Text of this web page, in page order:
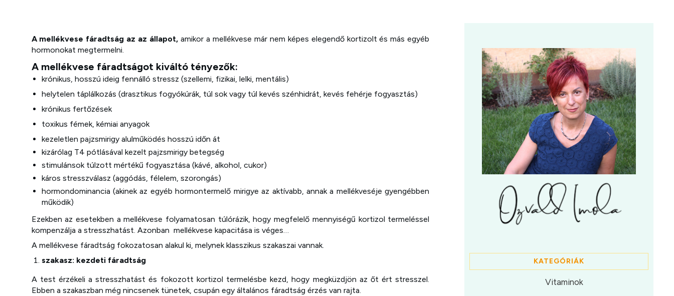
A mellékvese fáradtság az az állapot, amikor a mellékvese már nem képes elegendő kortizolt és más egyéb
hormonokat megtermelni.
A mellékvese fáradtságot kiváltó tényezők:
krónikus, hosszú ideig fennálló stressz (szellemi, fizikai, lelki, mentális)
helytelen táplálkozás (drasztikus fogyókúrák, túl sok vagy túl kevés szénhidrát, kevés fehérje fogyasztás)
krónikus fertőzések
toxikus fémek, kémiai anyagok
kezeletlen pajzsmirigy alulműködés hosszú időn át
kizárólag T4 pótlásával kezelt pajzsmirigy betegség
stimulánsok túlzott mértékű fogyasztása (kávé, alkohol, cukor)
káros stresszválasz (aggódás, félelem, szorongás)
hormondominancia (akinek az egyéb hormontermelő mirigye az aktívabb, annak a mellékveséje gyengébben
működik)
Ezekben az esetekben a mellékvese folyamatosan túlórázik, hogy megfelelő mennyiségű kortizol termeléssel
kompenzálja a stresszhatást. Azonban mellékvese kapacitása is véges…
A mellékvese fáradtság fokozatosan alakul ki, melynek klasszikus szakaszai vannak.
szakasz: kezdeti fáradtság
A test érzékeli a stresszhatást és fokozott kortizol termelésbe kezd, hogy megküzdjön az őt ért stresszel.
Ebben a szakaszban még nincsenek tünetek, csupán egy általános fáradtság érzés van rajta.
KATEGÓRIÁK
Vitaminok